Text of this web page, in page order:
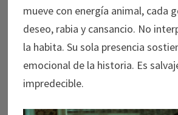
mueve con energía animal, cada
deseo, rabia y cansancio. No
la habita. Su sola presencia
emocional de la historia. Es
impredecible.